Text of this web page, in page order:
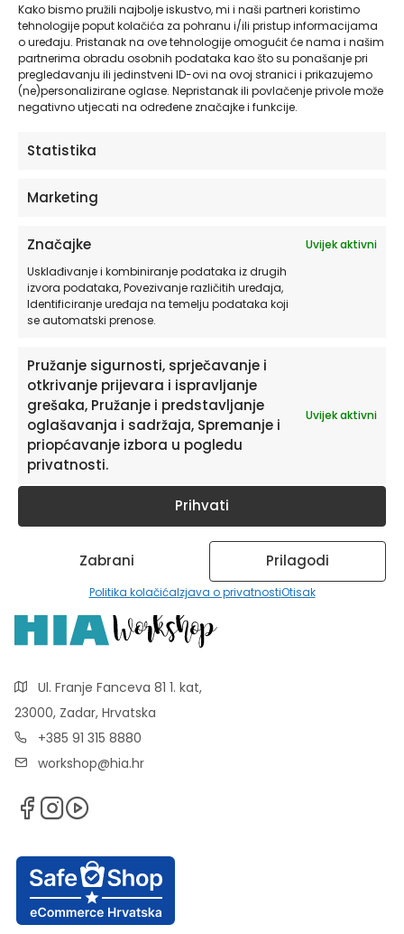
Kako bismo pružili najbolje iskustvo, mi i naši partneri koristimo
tehnologije poput kolačića za pohranu i/ili pristup informacijama
o uređaju. Pristanak na ove tehnologije omogućit će nama i našim
partnerima obradu osobnih podataka kao što su ponašanje pri
pregledavanju ili jedinstveni ID-ovi na ovoj stranici i prikazujemo
(ne)personalizirane oglase. Nepristanak ili povlačenje privole može
negativno utjecati na određene značajke i funkcije.
Statistika
Marketing
Značajke
Uvijek aktivni
Usklađivanje i kombiniranje podataka iz drugih
izvora podataka, Povezivanje različitih uređaja,
Identificiranje uređaja na temelju podataka koji
se automatski prenose.
Pružanje sigurnosti, sprječavanje i
otkrivanje prijevara i ispravljanje
grešaka, Pružanje i predstavljanje
oglašavanja i sadržaja, Spremanje i
priopćavanje izbora u pogledu
privatnosti.
Uvijek aktivni
Prihvati
Zabrani Prilagodi
Politika kolačićaIzjava o privatnostiOtisak
Posteri ili Slike na platnu | Blush Energetic
Harmony
od11,90€
Pretplatite se na naš Newsletter
Želite primati savjete i zanimljivosti o uređenju doma te
informacije o novim proizvodima i pogodnostima?
Ul. Franje Fanceva 81 1. kat,
23000, Zadar, Hrvatska
+385 91 315 8880
workshop@hia.hr